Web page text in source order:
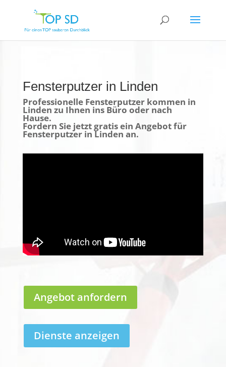
Fensterputzer in Linden
Professionelle Fensterputzer kommen in
Linden zu Ihnen ins Büro oder nach
Hause.
Fordern Sie jetzt gratis ein Angebot für
Fensterputzer in Linden an.
Angebot anfordern
Dienste anzeigen